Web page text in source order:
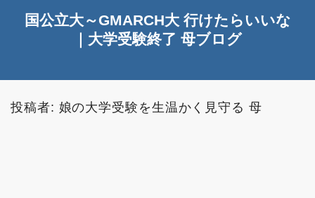
国公立大～GMARCH大 行けたらいいな
｜大学受験終了 母ブログ
投稿者: 娘の大学受験を生温かく見守る 母